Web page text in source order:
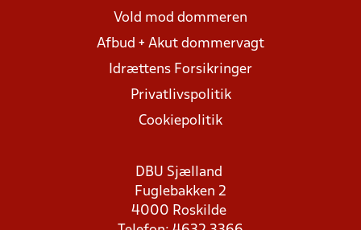
Vold mod dommeren
Afbud + Akut dommervagt
Idrættens Forsikringer
Privatlivspolitik
Cookiepolitik
DBU Sjælland
Fuglebakken 2
4000 Roskilde